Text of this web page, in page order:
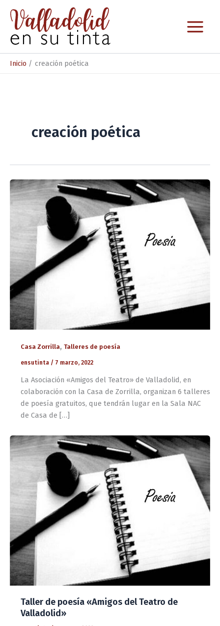
contenido
Inicio creación poética
creación poética
Casa Zorrilla, Talleres de poesía
ensutinta / 7 marzo, 2022
La Asociación «Amigos del Teatro» de Valladolid, en
colaboración con la Casa de Zorrilla, organizan 6 talleres
de poesía gratuitos, que tendrán lugar en la Sala NAC
de Casa de […]
Taller de poesía «Amigos del Teatro de
Valladolid»